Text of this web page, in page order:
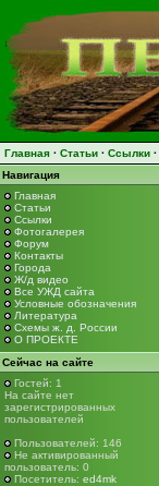
Главная · Статьи · Ссылки ·
Навигация
Главная
Статьи
Ссылки
Фотогалерея
Форум
Контакты
Города
Ж/д видео
Все УЖД сайта
Условные обозначения
Литература
Схемы ж. д. России
О ПРОЕКТЕ
Сейчас на сайте
Гостей: 1
На сайте нет
зарегистрированных
пользователей
Пользователей: 146
Не активированный
пользователь: 0
Посетитель: ed4mk